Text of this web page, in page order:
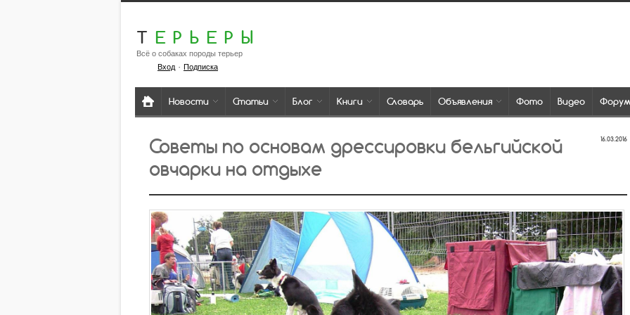
Т ЕРЬЕРЫ
Всё о собаках породы терьер
Вход· Подписка
Новости Статьи Блог Книги Словарь Объявления Фото Видео Форум
16.03.2016
Советы по основам дрессировки бельгийской
овчарки на отдыхе